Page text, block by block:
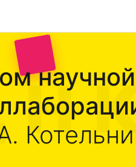
научной